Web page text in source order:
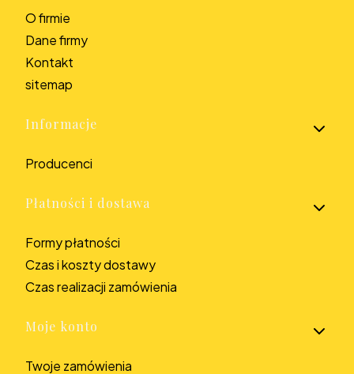
O firmie
Dane firmy
Kontakt
sitemap
Informacje
Producenci
Płatności i dostawa
Formy płatności
Czas i koszty dostawy
Czas realizacji zamówienia
Moje konto
Twoje zamówienia